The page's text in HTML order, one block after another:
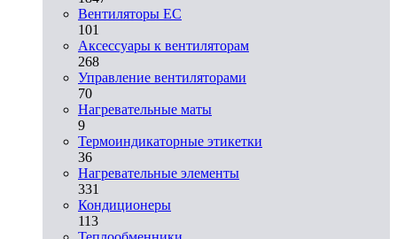
Вентиляторы EC
101
Аксессуары к вентиляторам
268
Управление вентиляторами
70
Нагревательные маты
9
Термоиндикаторные этикетки
36
Нагревательные элементы
331
Кондиционеры
113